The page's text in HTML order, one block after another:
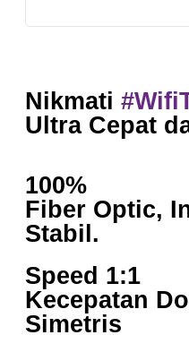
Nikmati
Ultra Cepat
100%
Fiber Optic,
Stabil.
Speed 1:1
Kecepatan
Simetris